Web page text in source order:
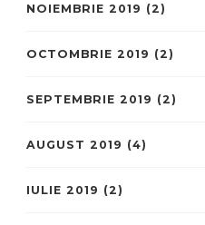
NOIEMBRIE 2019 (2)
OCTOMBRIE 2019 (2)
SEPTEMBRIE 2019 (2)
AUGUST 2019 (4)
IULIE 2019 (2)